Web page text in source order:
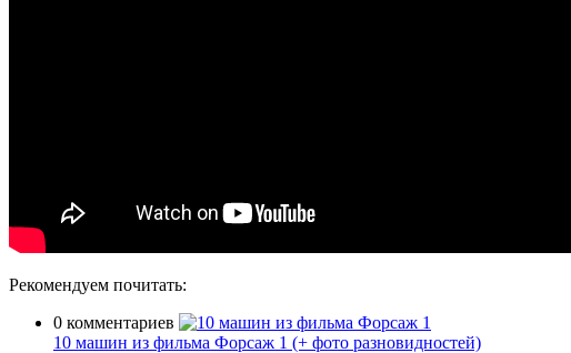
Рекомендуем почитать:
0 комментариев
10 машин из фильма Форсаж 1 (+ фото разновидностей)